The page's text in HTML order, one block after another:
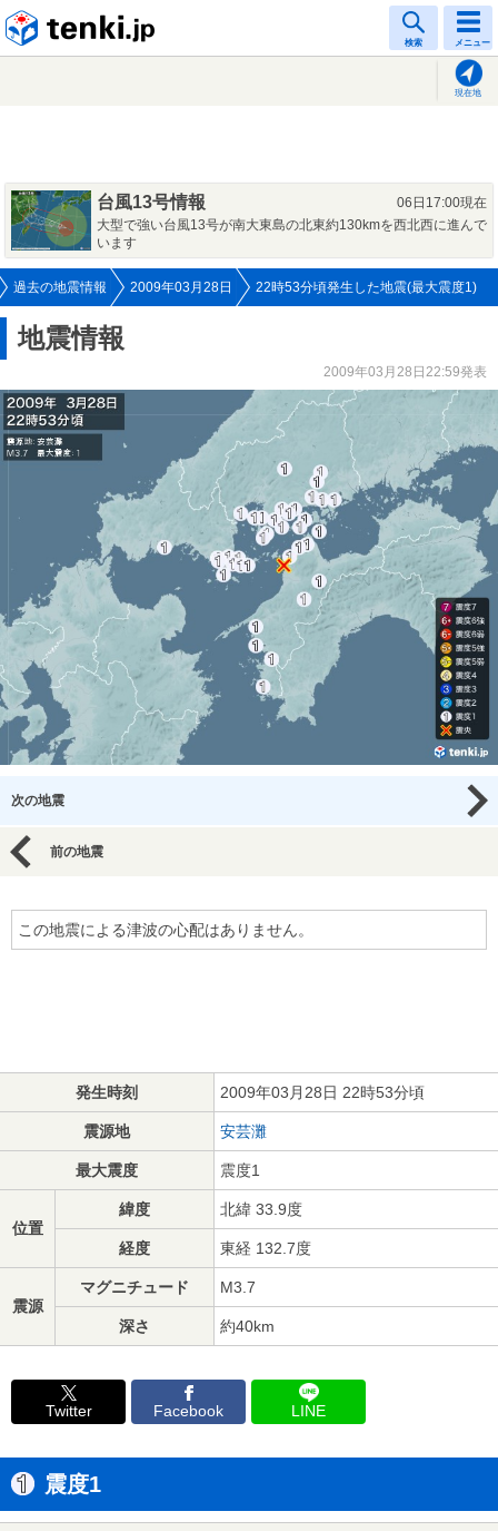
検索 メニュー
現在地
台風13号情報
06日17:00現在
大型で強い台風13号が南大東島の北東約130kmを西北西に進んで
います
過去の地震情報 2009年03月28日 22時53分頃発生した地震(最大震度1)
地震情報
2009年03月28日22:59発表
次の地震
前の地震
この地震による津波の心配はありません。
発生時刻 2009年03月28日 22時53分頃
震源地 安芸灘
最大震度 震度1
位置
緯度 北緯 33.9度
経度 東経 132.7度
震源
マグニチュード M3.7
深さ 約40km
Twitter Facebook LINE
震度1